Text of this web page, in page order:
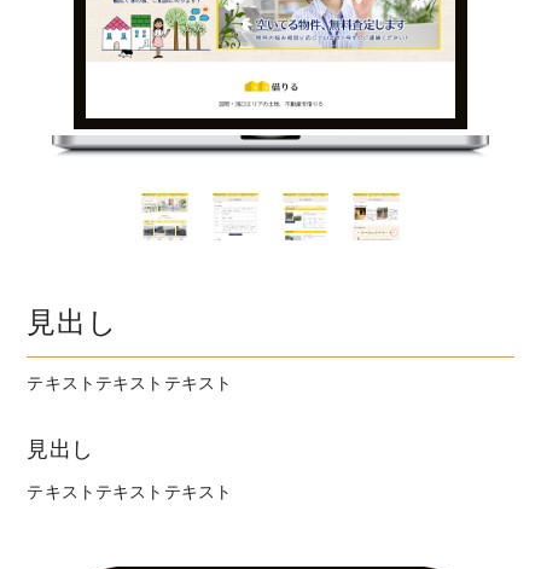
見出し
テキストテキストテキスト
見出し
テキストテキストテキスト